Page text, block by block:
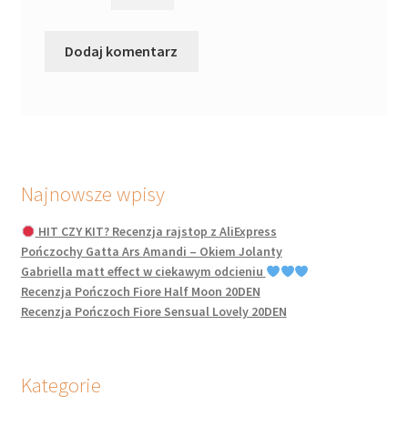
Najnowsze wpisy
HIT CZY KIT? Recenzja rajstop z AliExpress
Pończochy Gatta Ars Amandi – Okiem Jolanty
Gabriella matt effect w ciekawym odcieniu
Recenzja Pończoch Fiore Half Moon 20DEN
Recenzja Pończoch Fiore Sensual Lovely 20DEN
Kategorie